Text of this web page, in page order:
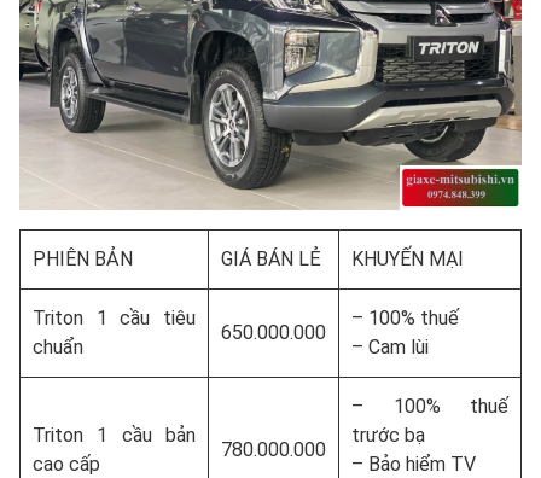
PHIÊN BẢN GIÁ BÁN LẺ KHUYẾN MẠI
Triton 1 cầu tiêu
chuẩn
650.000.000
– 100% thuế
– Cam lùi
Triton 1 cầu bản
cao cấp
780.000.000
– 100% thuế
trước bạ
– Bảo hiểm TV